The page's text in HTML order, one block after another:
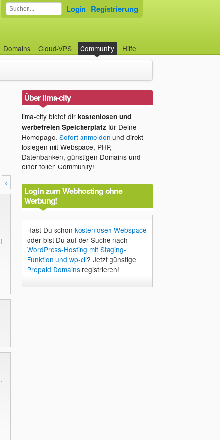
Domains Cloud-VPS Community Hilfe
Login Registrierung
»
Über lima-city
lima-city bietet dir kostenlosen und
werbefreien Speicherplatzfür Deine
Homepage. Sofort anmelden und direkt
loslegen mit Webspace, PHP,
Datenbanken, günstigen Domains und
einer tollen Community!
Login zum Webhosting ohne
Werbung!
Hast Du schon kostenlosen Webspace
oder bist Du auf der Suche nach
WordPress-Hosting mit Staging-
Funktion und wp-cli? Jetzt günstige
Prepaid Domainsregistrieren!